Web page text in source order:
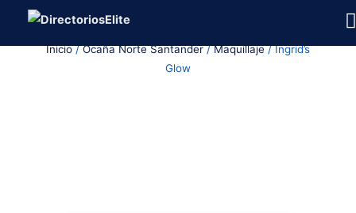
contenidoInicio/Ocaña Norte Santander/Maquillaje/ Ingrid’s
Glow